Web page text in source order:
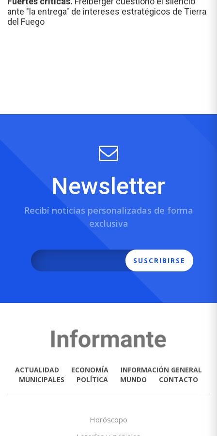
ante "la entrega" de intereses estratégicos de Tierra
del Fuego
Newsletter
Recibí noticias personalizadas de forma
exclusiva
SUSCRIBIRSE
ACTUALIDAD ECONOMÍA
INFORMACIÓN GENERAL
MUNICIPALES
POLÍTICA MUNDO CONTACTO
Horóscopo